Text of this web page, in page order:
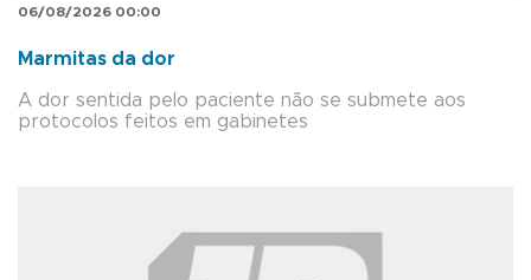
06/08/2026 00:00
Marmitas da dor
A dor sentida pelo paciente não se submete aos
protocolos feitos em gabinetes